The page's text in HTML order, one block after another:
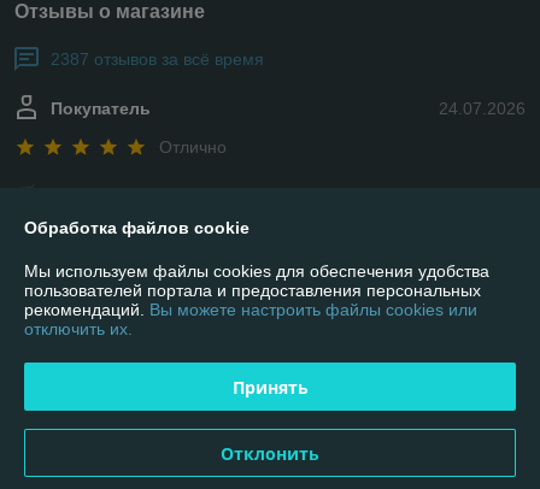
Отзывы о магазине
2387 отзывов за всё время
24.07.2026
Покупатель
Отлично
19.07.2026
Евгений
Отлично
Показать все отзывы
Обработка файлов cookie
Мы используем файлы cookies для обеспечения удобства
пользователей портала и предоставления персональных
рекомендаций. Вы можете настроить файлы cookies или
отключить их.
Принять
Отклонить